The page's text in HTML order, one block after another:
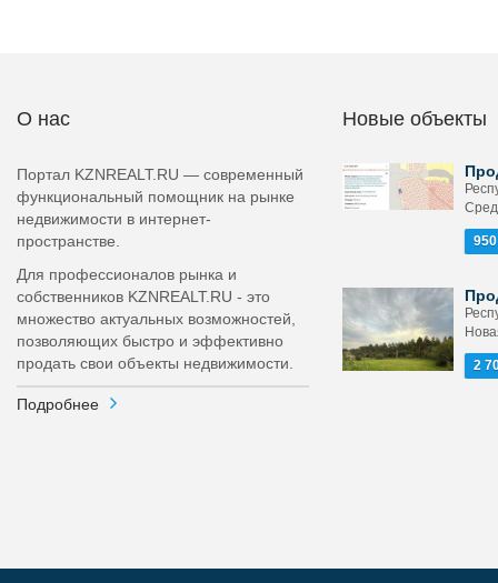
О нас
Портал KZNREALT.RU — современный
функциональный помощник на рынке
недвижимости в интернет-
пространстве.
Для профессионалов рынка и
собственников KZNREALT.RU - это
множество актуальных возможностей,
позволяющих быстро и эффективно
продать свои объекты недвижимости.
Подробнее
Новые объекты
2